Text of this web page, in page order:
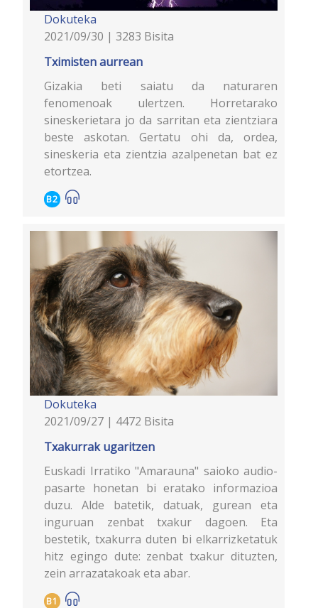
Dokuteka
2021/09/30 | 3283 Bisita
Tximisten aurrean
Gizakia beti saiatu da naturaren
fenomenoak ulertzen. Horretarako
sineskerietara jo da sarritan eta zientziara
beste askotan. Gertatu ohi da, ordea,
sineskeria eta zientzia azalpenetan bat ez
etortzea.
B2
Dokuteka
2021/09/27 | 4472 Bisita
Txakurrak ugaritzen
Euskadi Irratiko "Amarauna" saioko audio-
pasarte honetan bi eratako informazioa
duzu. Alde batetik, datuak, gurean eta
inguruan zenbat txakur dagoen. Eta
bestetik, txakurra duten bi elkarrizketatuk
hitz egingo dute: zenbat txakur dituzten,
zein arrazatakoak eta abar.
B1